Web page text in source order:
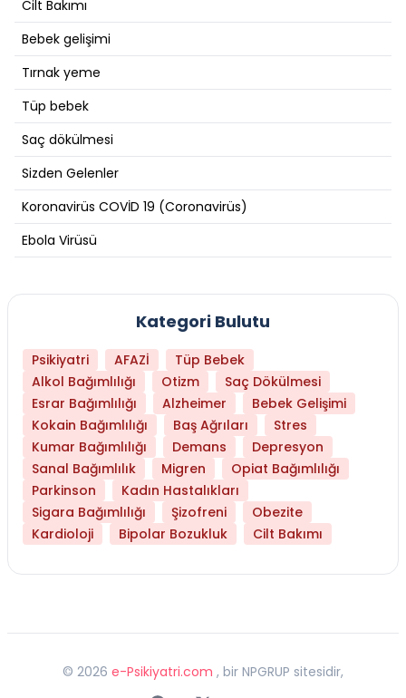
Cilt Bakımı
Bebek gelişimi
Tırnak yeme
Tüp bebek
Saç dökülmesi
Sizden Gelenler
Koronavirüs COVİD 19 (Coronavirüs)
Ebola Virüsü
Kategori Bulutu
Psikiyatri AFAZİ
Tüp Bebek
Alkol Bağımlılığı
Otizm
Saç Dökülmesi
Esrar Bağımlılığı
Alzheimer
Bebek Gelişimi
Kokain Bağımlılığı
Baş Ağrıları
Stres
Kumar Bağımlılığı
Demans
Depresyon
Sanal Bağımlılık
Migren
Opiat Bağımlılığı
Parkinson
Kadın Hastalıkları
Sigara Bağımlılığı
Şizofreni
Obezite
Kardioloji
Bipolar Bozukluk Cilt Bakımı
© 2026 e-Psikiyatri.com , bir NPGRUP sitesidir,